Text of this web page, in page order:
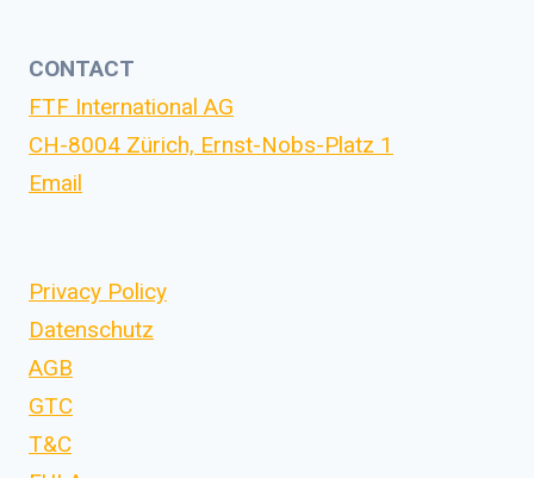
CONTACT
FTF International AG
CH-8004 Zürich, Ernst-Nobs-Platz 1
Email
Privacy Policy
Datenschutz
AGB
GTC
T&C